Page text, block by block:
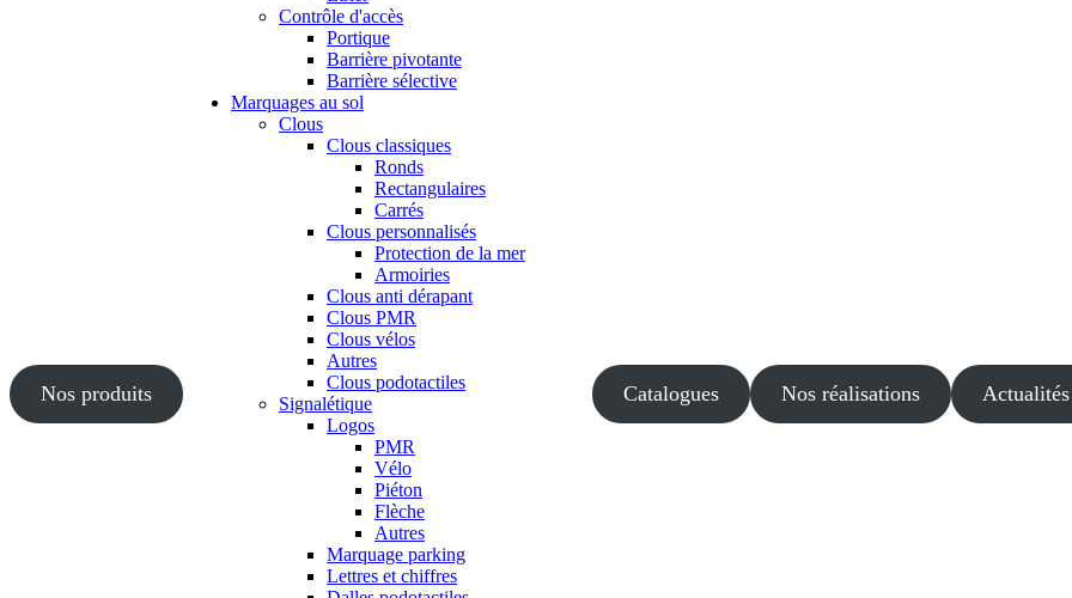
Nos produits
Contrôle d'accès
Portique
Barrière pivotante
Barrière sélective
Marquages au sol
Clous
Clous classiques
Ronds
Rectangulaires
Carrés
Clous personnalisés
Protection de la mer
Armoiries
Clous anti dérapant
Clous PMR
Clous vélos
Autres
Clous podotactiles
Signalétique
Logos
PMR
Vélo
Piéton
Flèche
Autres
Marquage parking
Lettres et chiffres
Catalogues Nos réalisations Actualités